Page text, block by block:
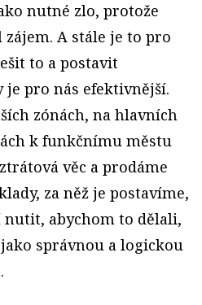
nutné zlo, protože
A stále je to pro
to a postavit
pro nás efektivnější.
zónách, na hlavních
k funkčnímu městu
věc a prodáme
za něž je postavíme,
abychom to dělali,
správnou a logickou